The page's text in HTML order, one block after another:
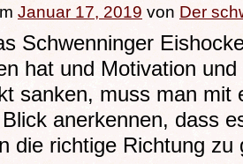
Januar 17, 2019 von Der
Schwenninger
hat und Motivation
sanken, muss man mit
anerkennen, dass
die richtige Richtung zu